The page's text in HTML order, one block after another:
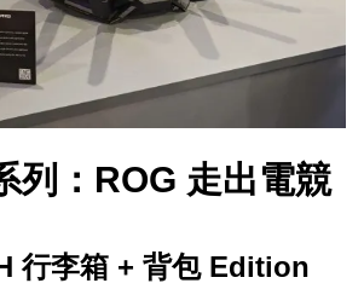
列：ROG 走出電競
行李箱 + 背包 Edition